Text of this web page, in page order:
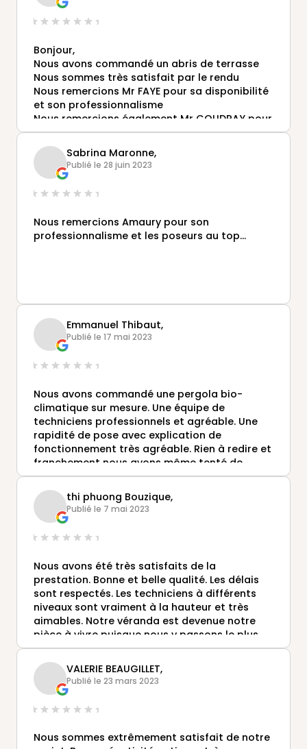
Bonjour,
Nous avons commandé un abris de terrasse
Nous sommes très satisfait par le rendu
Nous remercions Mr FAYE pour sa disponibilité
et son professionnalisme
Nous remercions également Mr COUDRAY pour
ses conseils et préparation avant la pose
ainsi que l'équipe de poseur pour leur
sympathie, efficacité et le soucis du détail .
Bravo Messieurs et encore merci.
Sabrina Maronne,
Publié le 28 juin 2023
Nous remercions Amaury pour son
professionnalisme et les poseurs au top...
Emmanuel Thibaut,
Publié le 17 mai 2023
Nous avons commandé une pergola bio-
climatique sur mesure. Une équipe de
techniciens professionnels et agréable. Une
rapidité de pose avec explication de
fonctionnement très agréable. Rien à redire et
franchement nous avons même tenté de
vendre la marque dans la famille pour les
projets à venir.
thi phuong Bouzique,
Publié le 7 mai 2023
Nous avons été très satisfaits de la
prestation. Bonne et belle qualité. Les délais
sont respectés. Les techniciens à différents
niveaux sont vraiment à la hauteur et très
aimables. Notre véranda est devenue notre
pièce à vivre puisque nous y passons le plus
clair de notre temps. Nous nous sommes faits
plaisir ! Très bon contact avec Mr Le Roy (site
de Blois) qui est de très bons conseils. Merci!
VALERIE BEAUGILLET,
Publié le 23 mars 2023
Nous sommes extrêmement satisfait de notre